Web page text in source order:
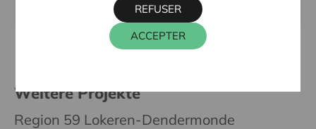
alain.baeck@cera.coop
Weitere Projekte
Region 59 Lokeren-Dendermonde
ACCEPTER
REFUSER